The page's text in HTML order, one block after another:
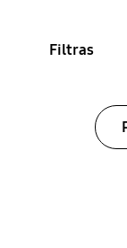
Filtras